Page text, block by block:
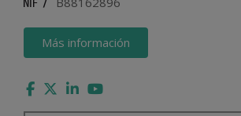
Más información